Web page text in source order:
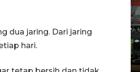
dua jaring. Dari jaring
hari.
tempur Perisai
dalam
di Kepri